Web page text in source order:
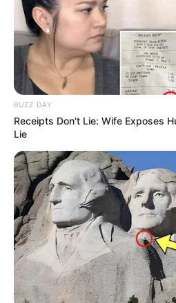
NUMEROS ASTRO QUINTE
Spécial Tocard du PRIX DE
PHILOSOPHES
Le spécial Tocard de meilleur
jeu spéculatif donc risqué…
9 QUEEN OF SPEED=
BUZZ DAY
Receipts Don't Lie: Wife Exposes
Lie